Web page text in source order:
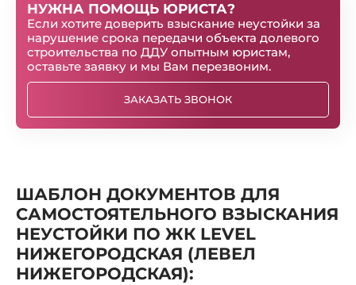
НУЖНА ПОМОЩЬ ЮРИСТА?
Если хотите доверить взыскание неустойки за
нарушение срока передачи объекта долевого
строительства по ДДУ опытным юристам,
оставьте заявку и мы Вам перезвоним.
ЗАКАЗАТЬ ЗВОНОК
ШАБЛОН ДОКУМЕНТОВ ДЛЯ
САМОСТОЯТЕЛЬНОГО ВЗЫСКАНИЯ
НЕУСТОЙКИ ПО ЖК LEVEL
НИЖЕГОРОДСКАЯ (ЛЕВЕЛ
НИЖЕГОРОДСКАЯ):